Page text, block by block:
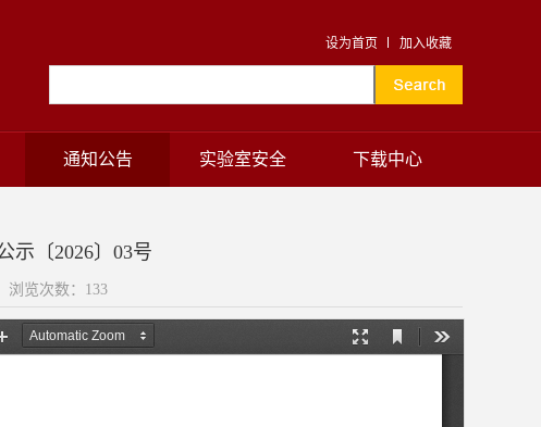
设为首页 加入收藏
通知公告 实验室安全 下载中心
示〔2026〕03号
览次数： 133